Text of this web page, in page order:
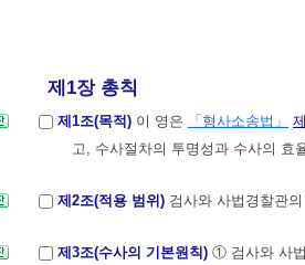
제1장 총칙
제1조(목적) 이 영은 「형사소송법」
고, 수사절차의 투명성과 수사의 효
제2조(적용 범위) 검사와 사법경찰관
제3조(수사의 기본원칙) ① 검사와 사